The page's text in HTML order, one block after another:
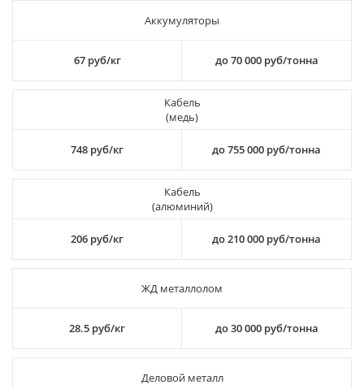
Аккумуляторы
67 руб/кг до 70 000 руб/тонна
Кабель
(медь)
748 руб/кг до 755 000 руб/тонна
Кабель
(алюминий)
206 руб/кг до 210 000 руб/тонна
ЖД металлолом
28.5 руб/кг до 30 000 руб/тонна
Деловой металл